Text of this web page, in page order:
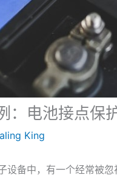
：电池接点保
King
设备中，有一个经常被